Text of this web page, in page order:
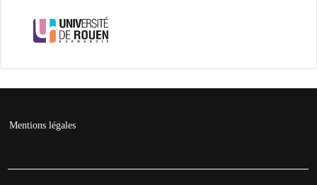
Mentions légales